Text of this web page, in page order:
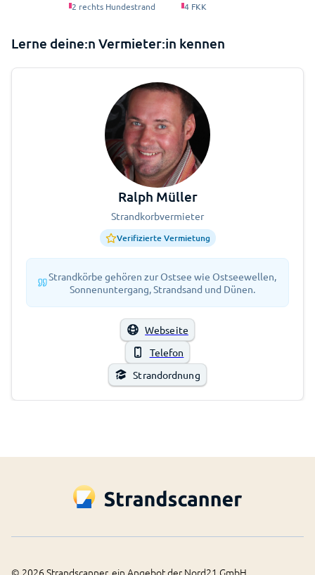
2 rechts Hundestrand 4 FKK
Lerne deine:n Vermieter:in kennen
Ralph Müller
Strandkorbvermieter
Verifizierte Vermietung
Strandkörbe gehören zur Ostsee wie Ostseewellen,
Sonnenuntergang, Strandsand und Dünen.
Webseite
Telefon
Strandordnung